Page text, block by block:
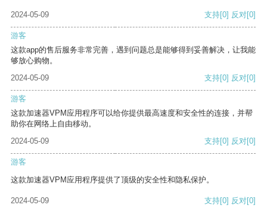
2024-05-09 支持[0] 反对[0]
游客
这款app的售后服务非常完善，遇到问题总是能够得到妥善解决，让我能
够放心购物。
2024-05-09
支持[0] 反对[0]
游客
这款加速器VPM应用程序可以给你提供最高速度和安全性的连接，并帮
助你在网络上自由移动。
2024-05-09
支持[0] 反对[0]
游客
这款加速器VPM应用程序提供了顶级的安全性和隐私保护。
2024-05-09 支持[0] 反对[0]